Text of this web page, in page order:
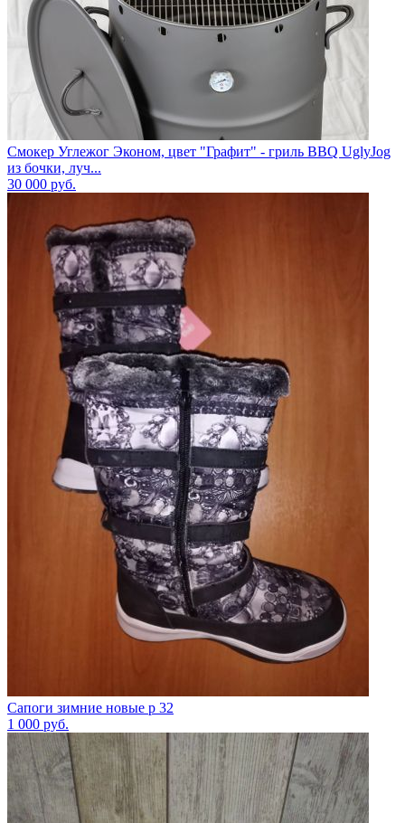
Смокер Углежог Эконом, цвет "Графит" - гриль BBQ UglyJog
из бочки, луч...
30 000 руб.
Сапоги зимние новые р 32
1 000 руб.